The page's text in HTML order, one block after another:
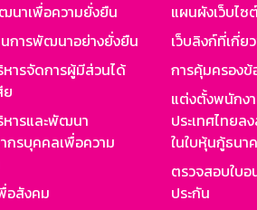
นาเพื่อความยั่งยืน
นการพัฒนาอย่างยั่งยืน
หารจัดการผู้มีส่วนได้
ย
หารและพัฒนา
กรบุคคลเพื่อความ
อสังคม
แผนผังเว็บไซ
เว็บลิงก์ที่เกี่ย
การคุ้มครอง
แต่งตั้งพนักง
ประเทศไทยล
ในใบหุ้นกู้ธนา
ตรวจสอบใบ
ประกัน